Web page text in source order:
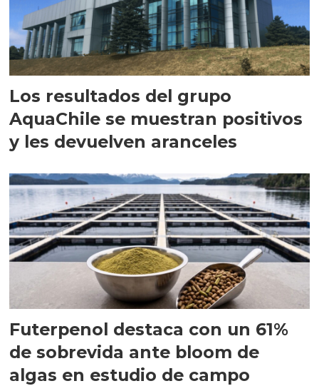
Los resultados del grupo
AquaChile se muestran positivos
y les devuelven aranceles
Futerpenol destaca con un 61%
de sobrevida ante bloom de
algas en estudio de campo